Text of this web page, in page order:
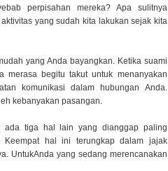
perpisahan mereka? Apa sulitnya
yang sudah kita lakukan sejak kita
yang Anda bayangkan. Ketika suami
merasa begitu takut untuk menanyakan
komunikasi dalam hubungan Anda.
kebanyakan pasangan.
ada tiga hal lain yang dianggap paling
Keempat hal ini terungkap dalam jajak
UntukAnda yang sedang merencanakan